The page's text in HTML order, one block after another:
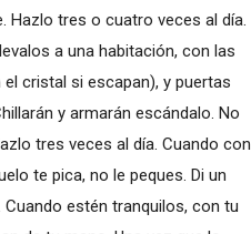
Hazlo tres o cuatro veces al día.
a una habitación, con las
cristal si escapan), y puertas
y armarán escándalo. No
tres veces al día. Cuando con
te pica, no le peques. Di un
estén tranquilos, con tu